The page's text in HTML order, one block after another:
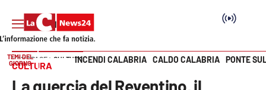
Vai
TEMI DEL
GIORNO
INCENDI CALABRIA CALDO CALABRIA PONTE
HOME PAGE CULTURA
CULTURA
La quercia del Reventino, il